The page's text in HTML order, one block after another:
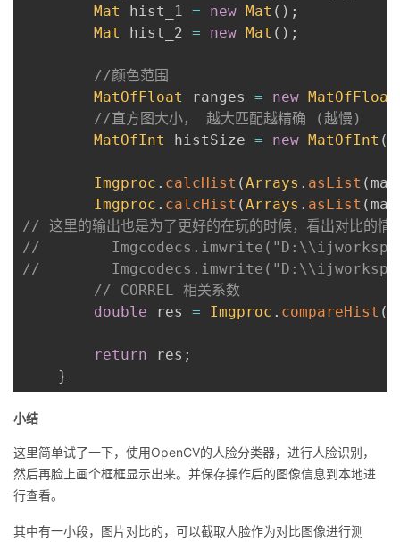
Mat
hist_1 = new Mat ( ) ;
Mat
hist_2 = new Mat ( ) ;
//颜色范围
MatOfFloat
ranges = new MatOfFloat
//直方图大小， 越大匹配越精确 (越慢)
MatOfInt
histSize = new MatOfInt (
Imgproc . calcHist (Arrays . asList (
Imgproc . calcHist (Arrays . asList (
// 这里的输出也是为了更好的在玩的时候，看出对比的
//
//
// CORREL 相关系数
double res = Imgproc . compareHist (
return res ;
}
小结
这里简单试了一下，使用OpenCV的人脸分类器，进行人脸识别，
然后再脸上画个框框显示出来。并保存操作后的图像信息到本地进
行查看。
其中有一小段，图片对比的，可以截取人脸作为对比图像进行测